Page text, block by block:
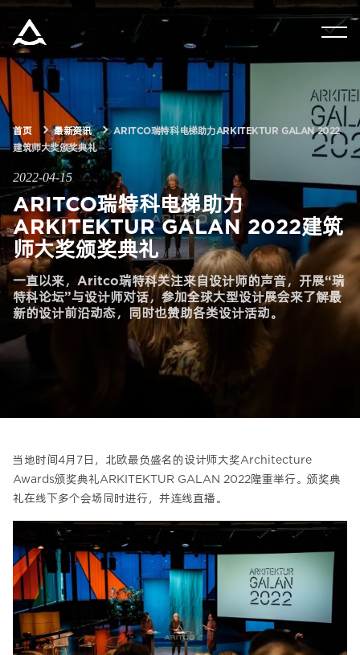
集团资讯
产品中心
解决方案
关于瑞特科
合作伙伴
首页 最新资讯
ARITCO瑞特科电梯助力ARKITEKTUR GALAN 2022
建筑师大奖颁奖典礼
2022-04-15
ARITCO瑞特科电梯助力
ARKITEKTUR GALAN 2022建筑
师大奖颁奖典礼
一直以来，Aritco瑞特科关注来自设计师的声音，开展“瑞
特科论坛”与设计师对话，参加全球大型设计展会来了解最
新的设计前沿动态，同时也赞助各类设计活动。
当地时间4月7日，北欧最负盛名的设计师大奖Architecture
Awards颁奖典礼ARKITEKTUR GALAN 2022隆重举行。颁奖典
礼在线下多个会场同时进行，并连线直播。